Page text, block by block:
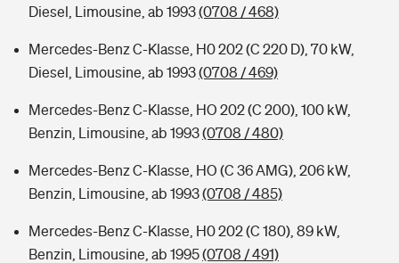
Diesel, Limousine, ab 1993(0708 / 468)
Mercedes-Benz C-Klasse, H0 202 (C 220 D), 70 kW,
Diesel, Limousine, ab 1993(0708 / 469)
Mercedes-Benz C-Klasse, HO 202 (C 200), 100 kW,
Benzin, Limousine, ab 1993(0708 / 480)
Mercedes-Benz C-Klasse, HO (C 36 AMG), 206 kW,
Benzin, Limousine, ab 1993(0708 / 485)
Mercedes-Benz C-Klasse, H0 202 (C 180), 89 kW,
Benzin, Limousine, ab 1995(0708 / 491)